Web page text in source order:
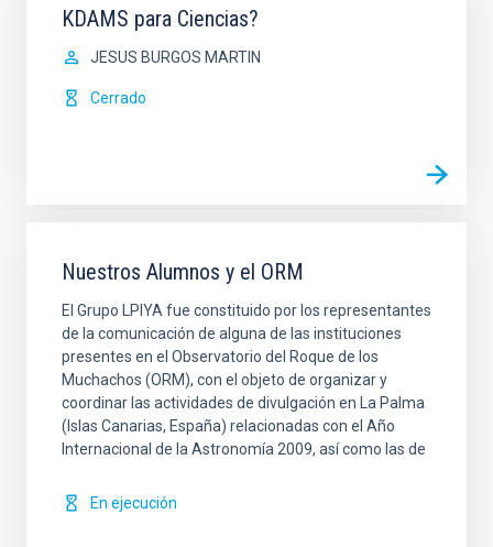
KDAMS para Ciencias?
JESUS BURGOS MARTIN
Cerrado
Nuestros Alumnos y el ORM
El Grupo LPIYA fue constituido por los representantes
de la comunicación de alguna de las instituciones
presentes en el Observatorio del Roque de los
Muchachos (ORM), con el objeto de organizar y
coordinar las actividades de divulgación en La Palma
(Islas Canarias, España) relacionadas con el Año
Internacional de la Astronomía 2009, así como las de
En ejecución